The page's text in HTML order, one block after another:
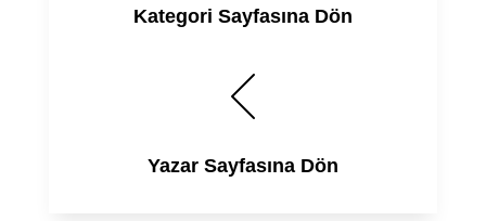
Kategori Sayfasına Dön
Yazar Sayfasına Dön